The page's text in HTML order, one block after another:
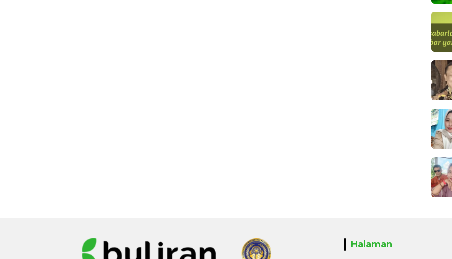
Halaman